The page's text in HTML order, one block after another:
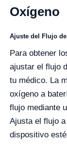
Oxígeno
Ajuste del Flujo
Para obtener
ajustar el flujo
tu médico. La
oxígeno a
flujo mediante
Ajusta el flujo
dispositivo